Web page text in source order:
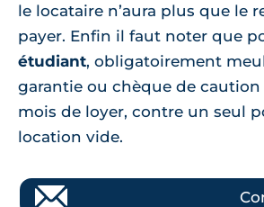
le locataire n’aura plus que le
payer. Enfin il faut noter que
étudiant, obligatoirement
garantie ou chèque de caution
mois de loyer, contre un seul
location vide.